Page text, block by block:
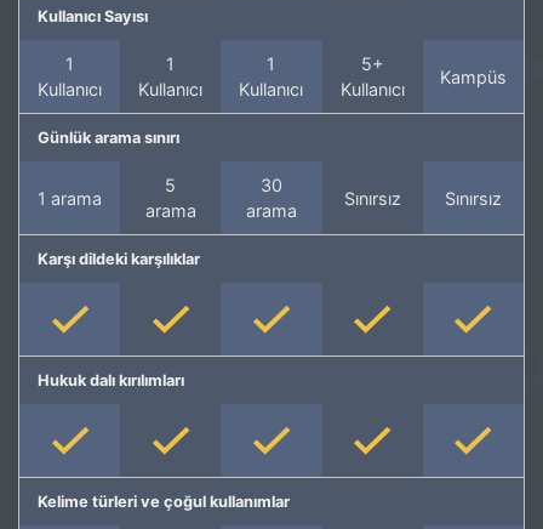
Kullanıcı Sayısı
1
Kullanıcı
1
Kullanıcı
1
Kullanıcı
5+
Kullanıcı
Kampüs
Günlük arama sınırı
1 arama
5
arama
30
arama
Sınırsız Sınırsız
Karşı dildeki karşılıklar
Hukuk dalı kırılımları
Kelime türleri ve çoğul kullanımlar